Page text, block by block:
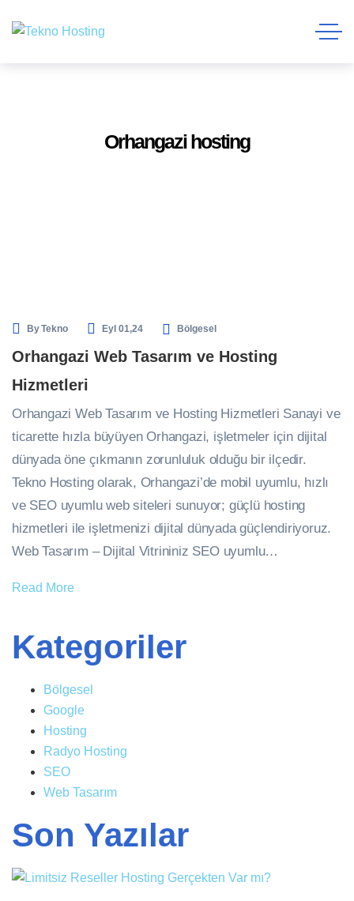
Orhangazi hosting
ByTekno Eyl 01,24 Bölgesel
Orhangazi Web Tasarım ve Hosting
Hizmetleri
Orhangazi Web Tasarım ve Hosting Hizmetleri Sanayi ve
ticarette hızla büyüyen Orhangazi, işletmeler için dijital
dünyada öne çıkmanın zorunluluk olduğu bir ilçedir.
Tekno Hosting olarak, Orhangazi’de mobil uyumlu, hızlı
ve SEO uyumlu web siteleri sunuyor; güçlü hosting
hizmetleri ile işletmenizi dijital dünyada güçlendiriyoruz.
Web Tasarım – Dijital Vitrininiz SEO uyumlu…
Read More
Kategoriler
Bölgesel
Google
Hosting
Radyo Hosting
SEO
Web Tasarım
Son Yazılar